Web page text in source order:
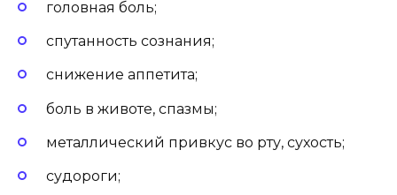
головная боль;
спутанность сознания;
снижение аппетита;
боль в животе, спазмы;
металлический привкус во рту, сухость;
судороги;